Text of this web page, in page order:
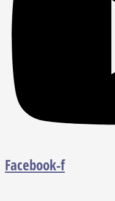
Facebook-f